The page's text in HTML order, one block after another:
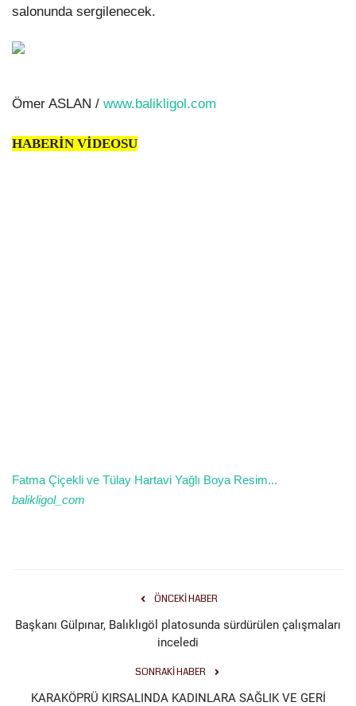
salonunda sergilenecek.
Ömer ASLAN / www.balikligol.com
HABERİN VİDEOSU
Fatma Çiçekli ve Tülay Hartavi Yağlı Boya Resim...
balikligol_com
ÖNCEKI HABER
Başkanı Gülpınar, Balıklıgöl platosunda sürdürülen çalışmaları
inceledi
SONRAKI HABER
KARAKÖPRÜ KIRSALINDA KADINLARA SAĞLIK VE GERİ